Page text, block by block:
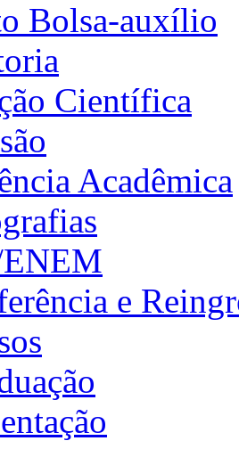
Bolsa-auxílio
Científica
Acadêmica
e